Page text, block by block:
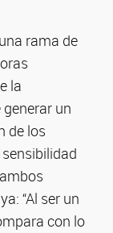
rama de
la
un
de los
“Al ser un
con lo